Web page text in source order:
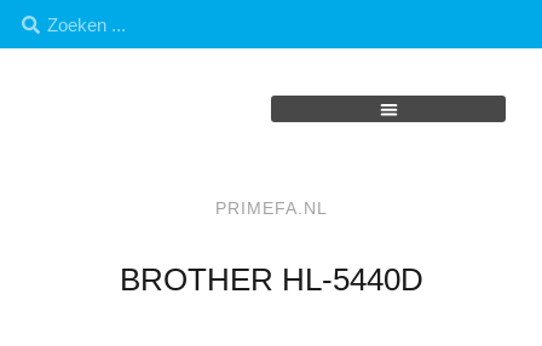
PRIMEFA.NL
BROTHER HL-5440D